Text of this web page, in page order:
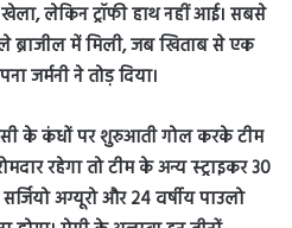
लेकिन ट्रॉफी हाथ नहीं आई। सबसे
ब्राजील में मिली, जब खिताब से एक
जर्मनी ने तोड़ दिया।
मैसी के कंधों पर शुरुआती गोल करके टीम
रहेगा तो टीम के अन्य स्ट्राइकर 30
अग्यूरो और 24 वर्षीय पाउलो